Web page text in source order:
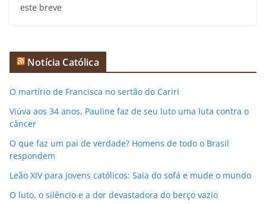
este breve
Notícia Católica
O martírio de Francisca no sertão do Cariri
Viúva aos 34 anos, Pauline faz de seu luto uma luta contra o
câncer
O que faz um pai de verdade? Homens de todo o Brasil
respondem
Leão XIV para jovens católicos: Saia do sofá e mude o mundo
O luto, o silêncio e a dor devastadora do berço vazio